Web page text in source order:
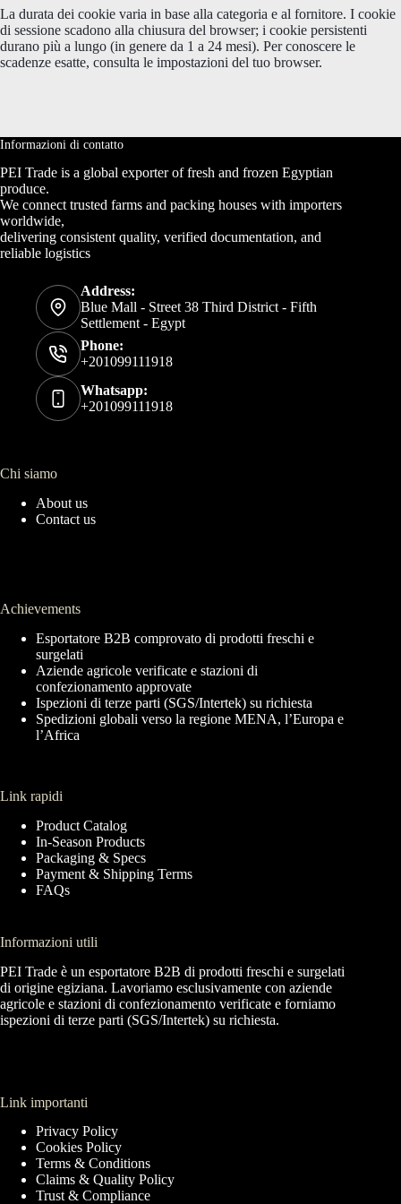
La durata dei cookie varia in base alla categoria e al fornitore. I cookie
di sessione scadono alla chiusura del browser; i cookie persistenti
durano più a lungo (in genere da 1 a 24 mesi). Per conoscere le
scadenze esatte, consulta le impostazioni del tuo browser.
Informazioni di contatto
PEI Trade is a global exporter of fresh and frozen Egyptian
produce.
We connect trusted farms and packing houses with importers
worldwide,
delivering consistent quality, verified documentation, and
reliable logistics
Address:
Blue Mall - Street 38 Third District - Fifth
Settlement - Egypt
Phone:
+201099111918
Whatsapp:
+201099111918
Chi siamo
About us
Contact us
Achievements
Esportatore B2B comprovato di prodotti freschi e
surgelati
Aziende agricole verificate e stazioni di
confezionamento approvate
Ispezioni di terze parti (SGS/Intertek) su richiesta
Spedizioni globali verso la regione MENA, l’Europa e
l’Africa
Link rapidi
Product Catalog
In-Season Products
Packaging & Specs
Payment & Shipping Terms
FAQs
Informazioni utili
PEI Trade è un esportatore B2B di prodotti freschi e surgelati
di origine egiziana. Lavoriamo esclusivamente con aziende
agricole e stazioni di confezionamento verificate e forniamo
ispezioni di terze parti (SGS/Intertek) su richiesta.
Link importanti
Privacy Policy
Cookies Policy
Terms & Conditions
Claims & Quality Policy
Trust & Compliance